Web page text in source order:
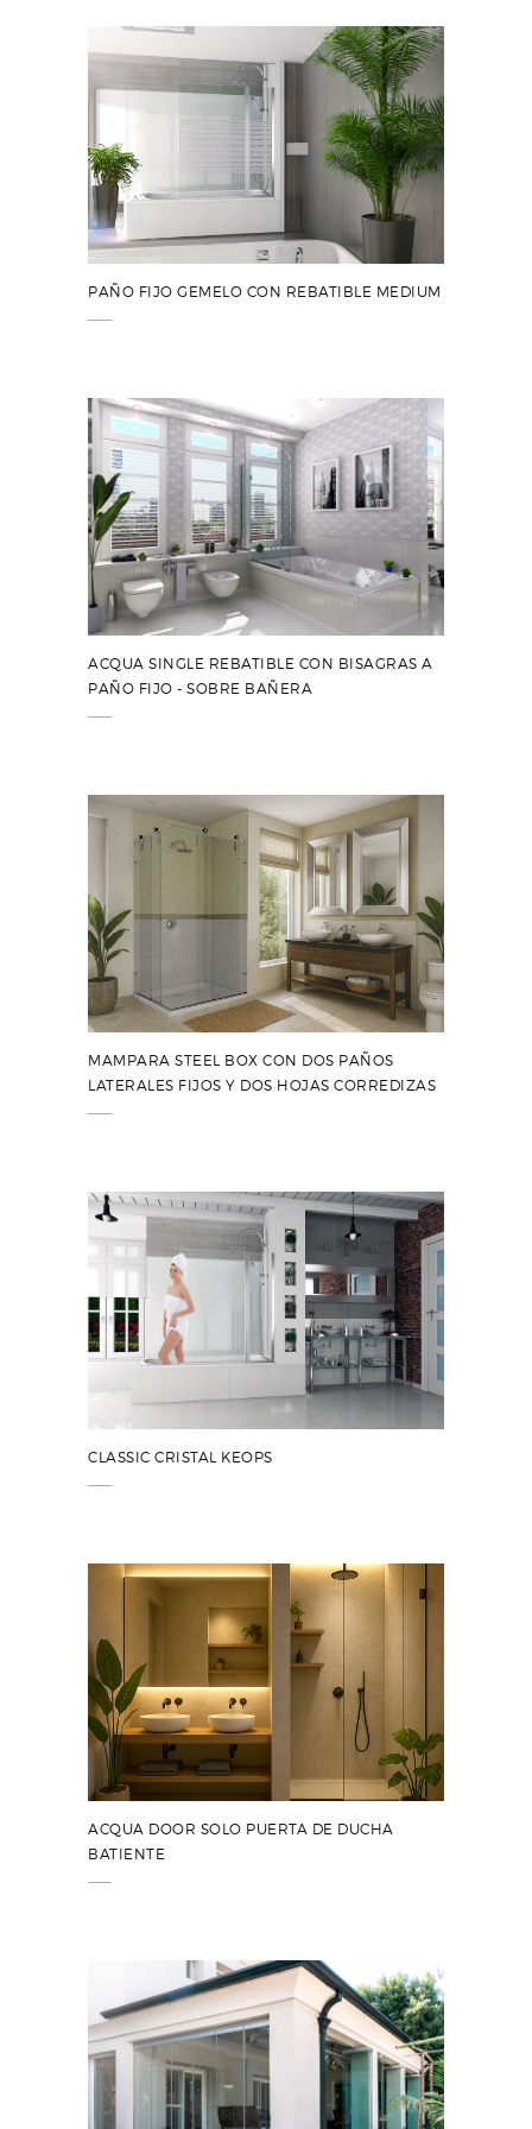
PAÑO FIJO GEMELO CON REBATIBLE MEDIUM
ACQUA SINGLE REBATIBLE CON BISAGRAS A
PAÑO FIJO - SOBRE BAÑERA
MAMPARA STEEL BOX CON DOS PAÑOS
LATERALES FIJOS Y DOS HOJAS CORREDIZAS
CLASSIC CRISTAL KEOPS
ACQUA DOOR SOLO PUERTA DE DUCHA
BATIENTE